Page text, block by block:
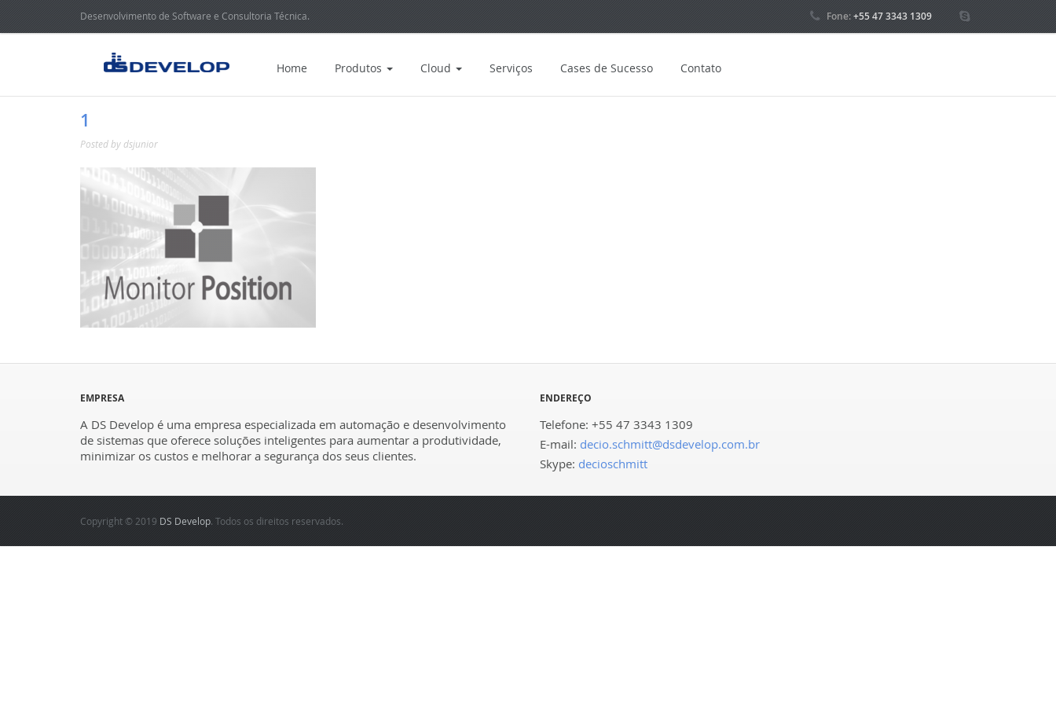
Desenvolvimento de Software e Consultoria Técnica. Fone:+55 47 3343 1309
Home Produtos Cloud Serviços Cases de Sucesso Contato
1
Posted by dsjunior
EMPRESA
A DS Develop é uma empresa especializada em automação e desenvolvimento
de sistemas que oferece soluções inteligentes para aumentar a produtividade,
minimizar os custos e melhorar a segurança dos seus clientes.
ENDEREÇO
Telefone: +55 47 3343 1309
E-mail: decio.schmitt@dsdevelop.com.br
Skype: decioschmitt
Copyright © 2019 DS Develop. Todos os direitos reservados.